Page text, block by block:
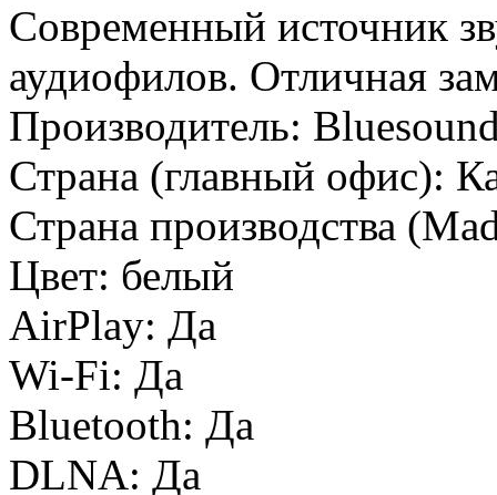
Современный источник
аудиофилов. Отличная
Производитель:
Страна (главный офис):
Страна производства
Цвет: белый
AirPlay: Да
Wi-Fi: Да
Bluetooth: Да
DLNA: Да